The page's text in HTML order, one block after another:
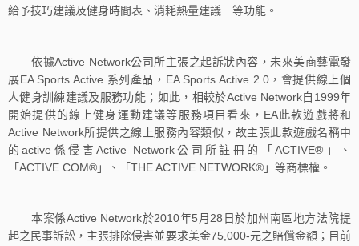
給予技巧建議及健身時間表、消耗熱量建議…等功能。
依據Active Network公司所主張之起訴狀內容，未來美商藝電發
展EA Sports Active 系列產品，EA Sports Active 2.0，會提供線上個
人健身訓練建議及服務功能；如此，相較於Active Network自1999年
開始提供的線上健身運動建議等服務項目看來，EA此款遊戲將和
Active Network所提供之線上服務內容類似，故主張此款遊戲名稱中
的active係侵害Active Network公司所註冊的「ACTIVE®」、
「ACTIVE.COM®」、「THE ACTIVE NETWORK®」等商標權。
本案係Active Network於2010年5月28日於加州南區地方法院提
起之民事訴訟，主張排除侵害並要求美金75,000-元之賠償金額；目前